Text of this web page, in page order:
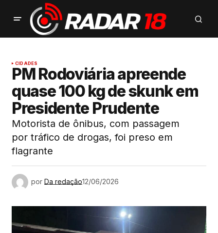
CIDADES
PM Rodoviária apreende
quase 100 kg de skunk em
Presidente Prudente
Motorista de ônibus, com passagem
por tráfico de drogas, foi preso em
flagrante
por Da redação12/06/2026